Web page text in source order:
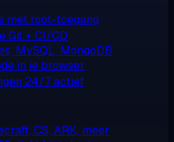
met root-toegang
Git + CI/CD
MySQL, MongoDB
in je browser
24/7 actief
CS, ARK, meer